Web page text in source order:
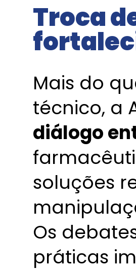
Troca
Mais do
técnico, a
diálogo
soluções
Os
práticas